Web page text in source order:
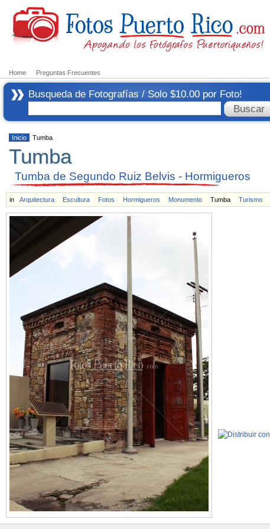
Home Preguntas Frecuentes
Busqueda de Fotografías / Solo $10.00 por Foto!
Inicio Tumba
Tumba
Tumba de Segundo Ruiz Belvis - Hormigueros
in Arquitectura Escultura Fotos Hormigueros Monumento Tumba Turismo